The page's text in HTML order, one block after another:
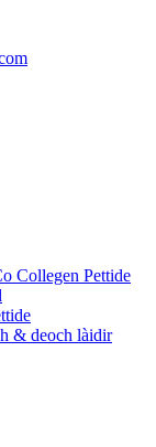
Collegen Pettide
& deoch làidir